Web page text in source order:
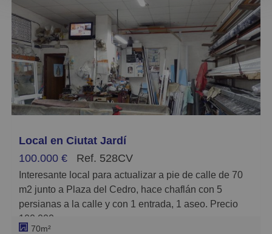
Baratos
Caros
Pequeños
Grandes
Local en Ciutat Jardí
100.000 €
Ref. 528CV
m2 junto a Plaza del Cedro, hace chaflán con 5
persianas a la calle y con 1 entrada, 1 aseo. Precio
100.000 euros.
70m²